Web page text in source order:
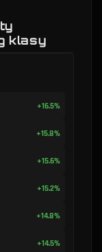
klasy
+16.5%
+15.8%
+15.6%
+15.2%
+14.8%
+14.5%